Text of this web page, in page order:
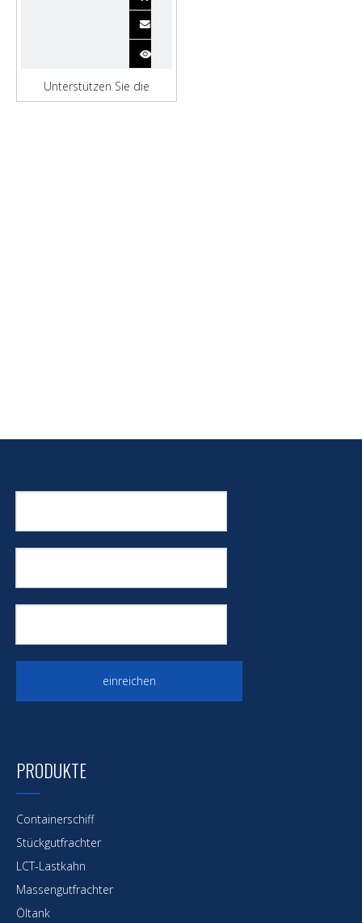
Unterstützen Sie die
Werftinspektion eines 3000-
einreichen
PRODUKTE
Containerschiff
Stückgutfrachter
LCT-Lastkahn
Massengutfrachter
Öltank